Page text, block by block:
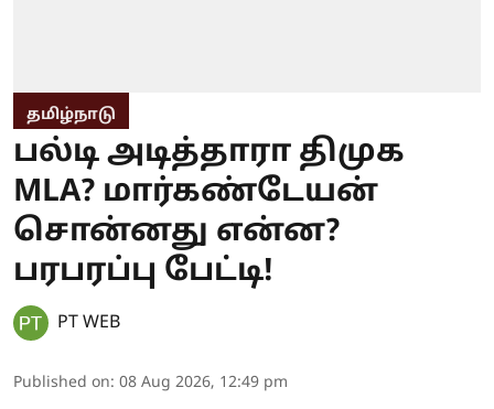
தமிழ்நாடு
பல்டி அடித்தாரா திமுக
MLA? மார்கண்டேயன்
சொன்னது என்ன?
பரபரப்பு பேட்டி!
PT WEB
Published on: 08 Aug 2026, 12:49 pm